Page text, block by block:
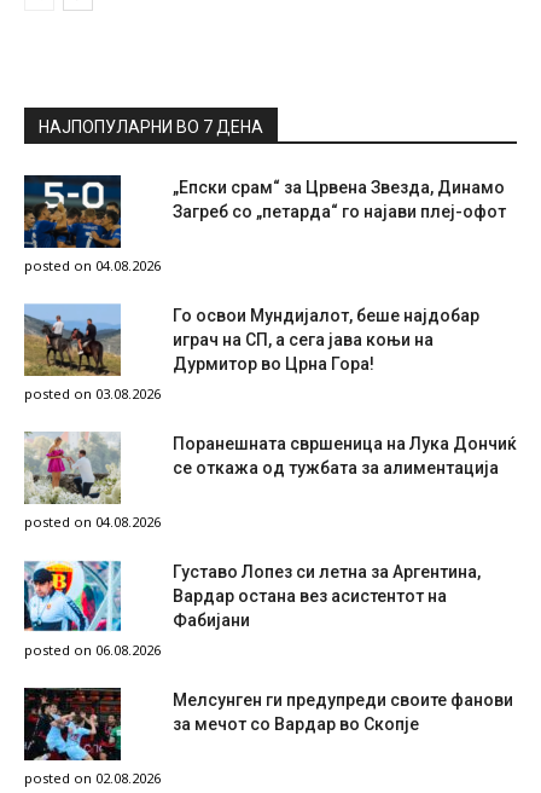
НАЈПОПУЛАРНИ ВО 7 ДЕНА
„Епски срам“ за Црвена Звезда, Динамо
Загреб со „петарда“ го најави плеј-офот
posted on 04.08.2026
Го освои Мундијалот, беше најдобар
играч на СП, а сега јава коњи на
Дурмитор во Црна Гора!
posted on 03.08.2026
Поранешната свршеница на Лука Дончиќ
се откажа од тужбата за алиментација
posted on 04.08.2026
Густаво Лопез си летна за Аргентина,
Вардар остана вез асистентот на
Фабијани
posted on 06.08.2026
Мелсунген ги предупреди своите фанови
за мечот со Вардар во Скопје
posted on 02.08.2026